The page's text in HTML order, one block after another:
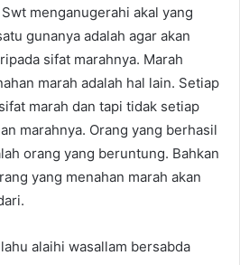
menganugerahi akal yang
gunanya adalah agar akan
sifat marahnya. Marah
marah adalah hal lain. Setiap
marah dan tapi tidak setiap
marahnya. Orang yang berhasil
orang yang beruntung. Bahkan
yang menahan marah akan
alaihi wasallam bersabda